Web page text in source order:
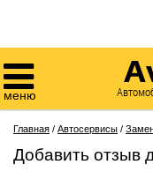

меню
Главная / Автосервисы /
Добавить отзыв